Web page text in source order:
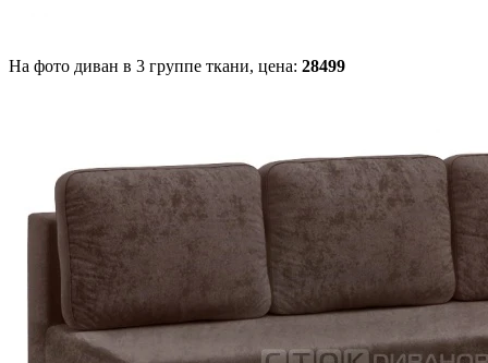
На фото диван в 3 группе ткани, цена: 28499